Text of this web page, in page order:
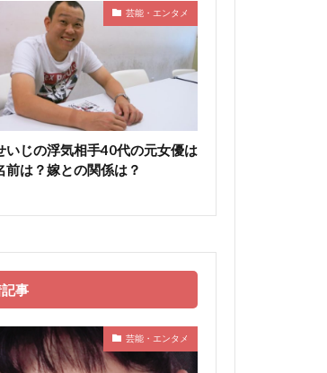
芸能・エンタメ
いじの浮気相手40代の元女優は
前は？嫁との関係は？
事
芸能・エンタメ